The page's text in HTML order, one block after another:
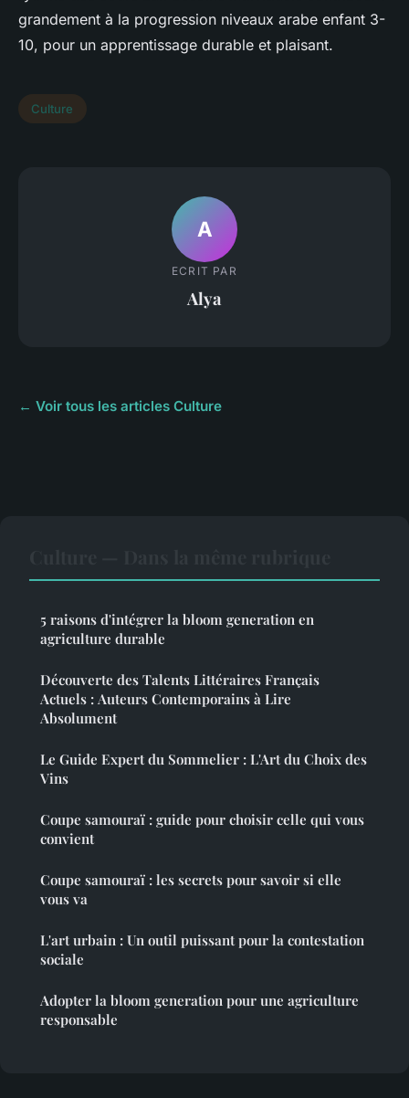
grandement à la progression niveaux arabe enfant 3-
10, pour un apprentissage durable et plaisant.
Culture
A
ECRIT PAR
Alya
← Voir tous les articles Culture
5 raisons d'intégrer la bloom generation en
agriculture durable
Découverte des Talents Littéraires Français
Actuels : Auteurs Contemporains à Lire
Absolument
Le Guide Expert du Sommelier : L'Art du Choix des
Vins
Coupe samouraï : guide pour choisir celle qui vous
convient
Coupe samouraï : les secrets pour savoir si elle
vous va
L'art urbain : Un outil puissant pour la contestation
sociale
Adopter la bloom generation pour une agriculture
responsable